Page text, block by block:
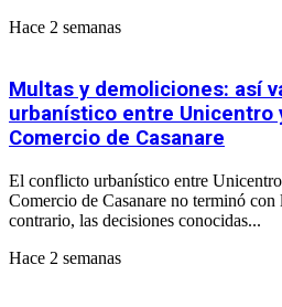
Hace 2 semanas
Multas y demoliciones: así
urbanístico entre Unicentro
Comercio de Casanare
El conflicto urbanístico entre
Comercio de Casanare no terminó con
contrario, las decisiones conocidas...
Hace 2 semanas